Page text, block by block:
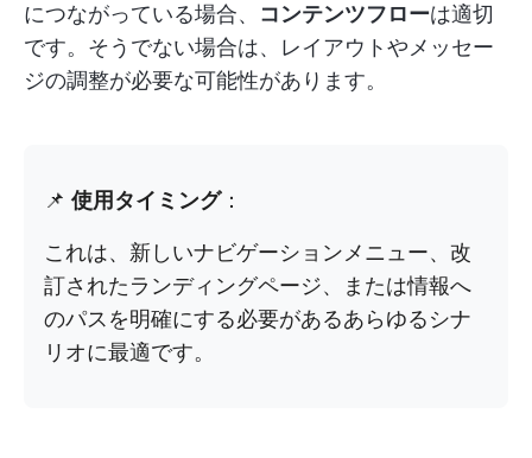
につながっている場合、 コンテンツフローは適切
です。そうでない場合は、レイアウトやメッセー
ジの調整が必要な可能性があります。
📌 使用タイミング：
これは、新しいナビゲーションメニュー、改
訂されたランディングページ、または情報へ
のパスを明確にする必要があるあらゆるシナ
リオに最適です。